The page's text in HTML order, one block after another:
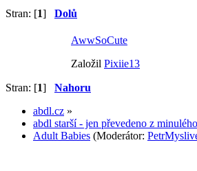
Stran: [1] Dolů
AwwSoCute
Založil Pixiie13
Stran: [1] Nahoru
abdl.cz »
abdl starší - jen převedeno z
Adult Babies (Moderátor: